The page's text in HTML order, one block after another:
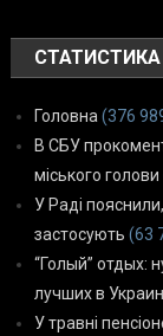
СТАТИСТИКА
Головна (376
В СБУ
міського голови
У Раді
застосують (63
“Голый” отдых:
лучших в
У травні